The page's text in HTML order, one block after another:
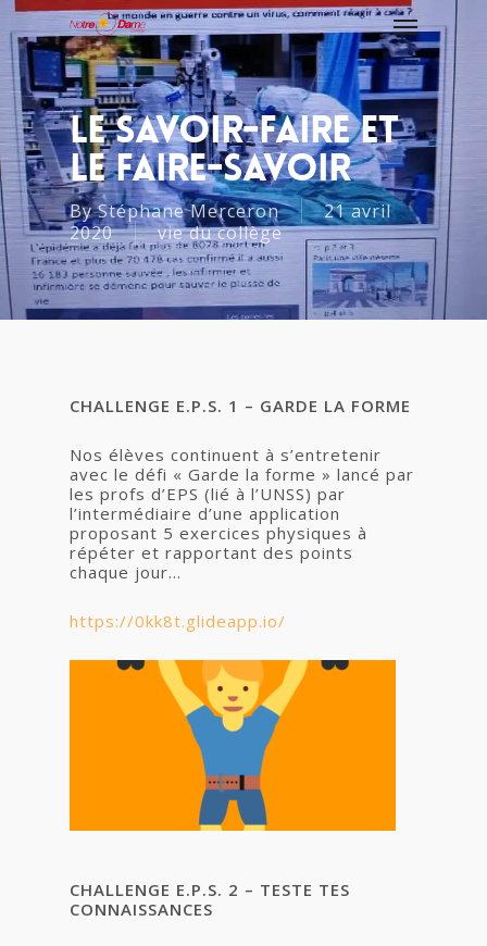
LE SAVOIR-FAIRE ET
LE FAIRE-SAVOIR
ByStéphane Merceron
21 avril
2020
vie du collège
CHALLENGE E.P.S. 1 – GARDE LA FORME
Nos élèves continuent à s’entretenir
avec le défi « Garde la forme » lancé par
les profs d’EPS (lié à l’UNSS) par
l’intermédiaire d’une application
proposant 5 exercices physiques à
répéter et rapportant des points
chaque jour…
https://0kk8t.glideapp.io/
CHALLENGE E.P.S. 2 – TESTE TES
CONNAISSANCES